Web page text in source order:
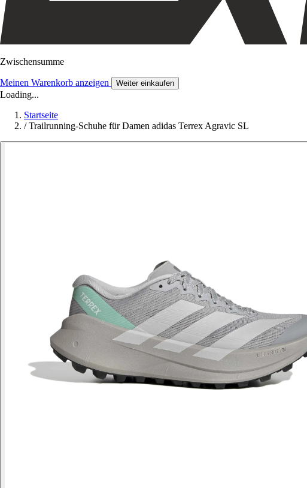
Zwischensumme
Meinen Warenkorb anzeigen Weiter einkaufen
Loading...
Startseite
/ Trailrunning-Schuhe für Damen adidas Terrex Agravic SL